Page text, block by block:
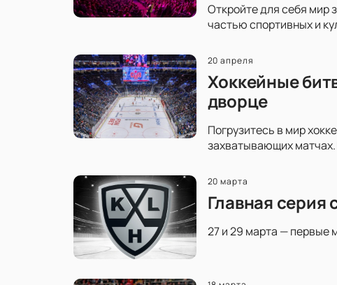
Откройте для себя мир
частью спортивных и
20 апреля
Хоккейные
дворце
Погрузитесь в мир
захватывающих
20 марта
Главная
27 и 29 марта — первые